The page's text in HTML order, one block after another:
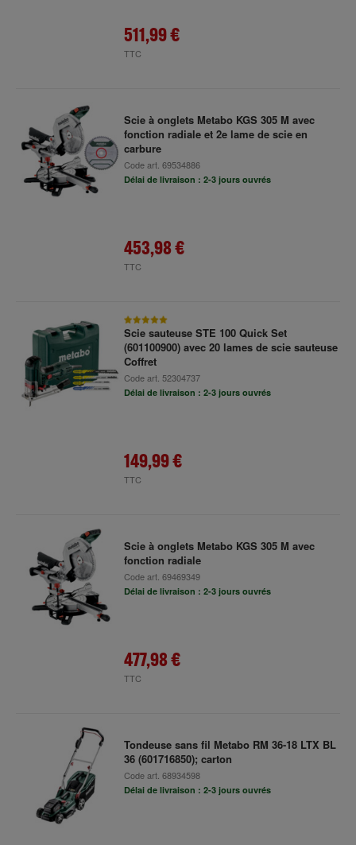
511,99 €
TTC
Scie à onglets Metabo KGS 305 M avec
fonction radiale et 2e lame de scie en
carbure
Code art. 69534886
Délai de livraison : 2-3 jours ouvrés
453,98 €
TTC
Scie sauteuse STE 100 Quick Set
(601100900) avec 20 lames de scie sauteuse
Coffret
Code art. 52304737
Délai de livraison : 2-3 jours ouvrés
149,99 €
TTC
Scie à onglets Metabo KGS 305 M avec
fonction radiale
Code art. 69469349
Délai de livraison : 2-3 jours ouvrés
477,98 €
TTC
Tondeuse sans fil Metabo RM 36-18 LTX BL
36 (601716850); carton
Code art. 68934598
Délai de livraison : 2-3 jours ouvrés